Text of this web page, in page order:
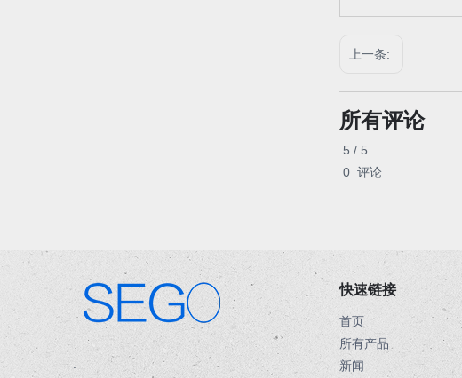
上一条:
所有评论
5 / 5
0 评论
快速链接
首页
所有产品
新闻